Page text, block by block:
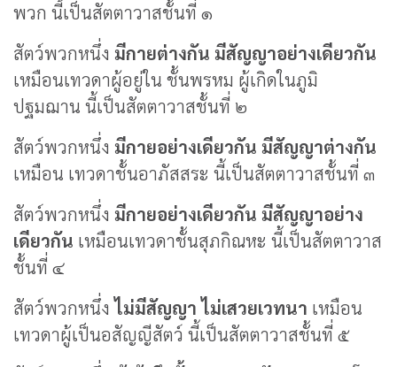
พวก นี้เป็นสัตตาวาสชั้นที่ ๑
สัตว์พวกหนึ่ง มีกายต่างกัน มีสัญญาอย่างเดียวกัน
เหมือนเทวดาผู้อยู่ใน ชั้นพรหม ผู้เกิดในภูมิ
ปฐมฌาน นี้เป็นสัตตาวาสชั้นที่ ๒
สัตว์พวกหนึ่ง มีกายอย่างเดียวกัน มีสัญญาต่างกัน
เหมือน เทวดาชั้นอาภัสสระ นี้เป็นสัตตาวาสชั้นที่ ๓
สัตว์พวกหนึ่ง มีกายอย่างเดียวกัน มีสัญญาอย่าง
เดียวกัน เหมือนเทวดาชั้นสุภกิณหะ นี้เป็นสัตตาวาส
ชั้นที่ ๔
สัตว์พวกหนึ่งไม่มีสัญญา ไม่เสวยเวทนา เหมือน
เทวดาผู้เป็นอสัญญีสัตว์ นี้เป็นสัตตาวาสชั้นที่ ๕